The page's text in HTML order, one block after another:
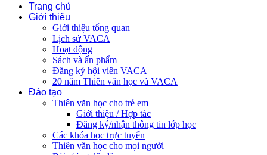
Trang chủ
Giới thiệu
Giới thiệu tổng quan
Lịch sử VACA
Hoạt động
Sách và ấn phẩm
Đăng ký hội viên VACA
20 năm Thiên văn học và VACA
Đào tạo
Thiên văn học cho trẻ em
Giới thiệu / Hợp tác
Đăng ký/nhận thông tin lớp học
Các khóa học trực tuyến
Thiên văn học cho mọi người